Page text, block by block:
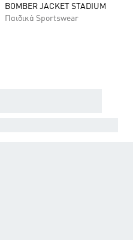
BOMBER JACKET STADIUM
Παιδικά Sportswear